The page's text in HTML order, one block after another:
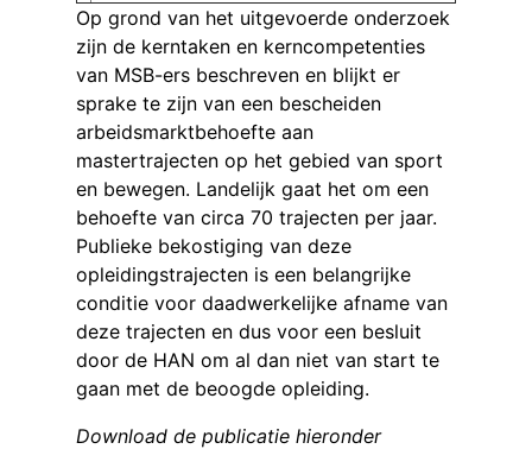
Op grond van het uitgevoerde onderzoek
zijn de kerntaken en kerncompetenties
van MSB-ers beschreven en blijkt er
sprake te zijn van een bescheiden
arbeidsmarktbehoefte aan
mastertrajecten op het gebied van sport
en bewegen. Landelijk gaat het om een
behoefte van circa 70 trajecten per jaar.
Publieke bekostiging van deze
opleidingstrajecten is een belangrijke
conditie voor daadwerkelijke afname van
deze trajecten en dus voor een besluit
door de HAN om al dan niet van start te
gaan met de beoogde opleiding.
Download de publicatie hieronder